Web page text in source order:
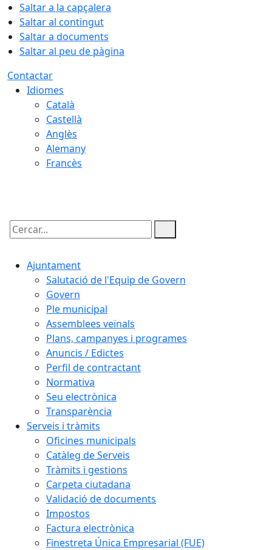
Saltar a la capçalera
Saltar al contingut
Saltar a documents
Saltar al peu de pàgina
Contactar
Idiomes
Català
Castellà
Anglès
Alemany
Francès
Cercar:
Ajuntament
Salutació de l'Equip de Govern
Govern
Ple municipal
Assemblees veïnals
Plans, campanyes i programes
Anuncis / Edictes
Perfil de contractant
Normativa
Seu electrònica
Transparència
Serveis i tràmits
Oficines municipals
Catàleg de Serveis
Tràmits i gestions
Carpeta ciutadana
Validació de documents
Impostos
Factura electrònica
Finestreta Única Empresarial (FUE)